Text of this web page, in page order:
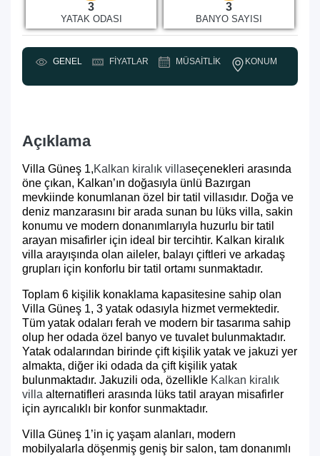
3
YATAK ODASI
3
BANYO SAYISI
GENEL FIYATLAR MÜSAITLIK KONUM
Açıklama
Villa Güneş 1,Kalkan kiralık villaseçenekleri arasında
öne çıkan, Kalkan’ın doğasıyla ünlü Bazırgan
mevkiinde konumlanan özel bir tatil villasıdır. Doğa ve
deniz manzarasını bir arada sunan bu lüks villa, sakin
konumu ve modern donanımlarıyla huzurlu bir tatil
arayan misafirler için ideal bir tercihtir. Kalkan kiralık
villa arayışında olan aileler, balayı çiftleri ve arkadaş
grupları için konforlu bir tatil ortamı sunmaktadır.
Toplam 6 kişilik konaklama kapasitesine sahip olan
Villa Güneş 1, 3 yatak odasıyla hizmet vermektedir.
Tüm yatak odaları ferah ve modern bir tasarıma sahip
olup her odada özel banyo ve tuvalet bulunmaktadır.
Yatak odalarından birinde çift kişilik yatak ve jakuzi yer
almakta, diğer iki odada da çift kişilik yatak
bulunmaktadır. Jakuzili oda, özellikle Kalkan kiralık
villa alternatifleri arasında lüks tatil arayan misafirler
için ayrıcalıklı bir konfor sunmaktadır.
Villa Güneş 1’in iç yaşam alanları, modern
mobilyalarla döşenmiş geniş bir salon, tam donanımlı